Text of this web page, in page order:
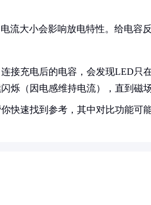
流大小会影响放电特性。给电容
接充电后的电容，会发现LED只
烁（因电感维持电流），直到磁
快速找到参考，其中对比功能可